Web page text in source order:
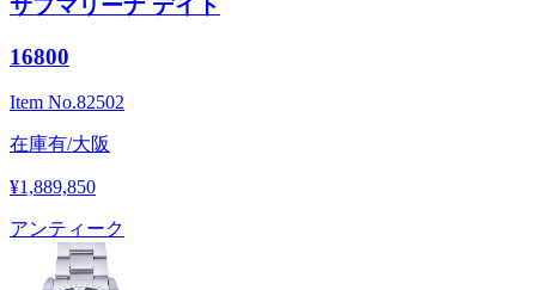
サブマリーナ デイト
16800
Item No.82502
在庫有/大阪
¥1,889,850
アンティーク